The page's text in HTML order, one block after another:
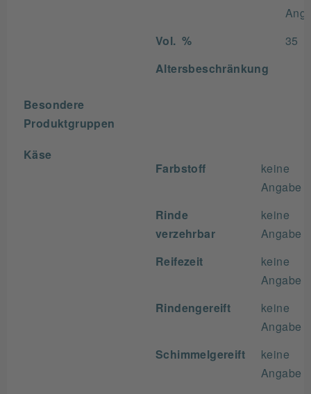
Vol. % 35
Altersbeschränkung
Besondere
Produktgruppen
Käse
Farbstoff
keine
Angabe
Rinde
verzehrbar
keine
Angabe
Reifezeit
keine
Angabe
Rindengereift
keine
Angabe
Schimmelgereift
keine
Angabe